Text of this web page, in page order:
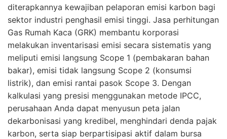
diterapkannya kewajiban pelaporan emisi karbon bagi
sektor industri penghasil emisi tinggi. Jasa perhitungan
Gas Rumah Kaca (GRK) membantu korporasi
melakukan inventarisasi emisi secara sistematis yang
meliputi emisi langsung Scope 1 (pembakaran bahan
bakar), emisi tidak langsung Scope 2 (konsumsi
listrik), dan emisi rantai pasok Scope 3. Dengan
kalkulasi yang presisi menggunakan metode IPCC,
perusahaan Anda dapat menyusun peta jalan
dekarbonisasi yang kredibel, menghindari denda pajak
karbon, serta siap berpartisipasi aktif dalam bursa